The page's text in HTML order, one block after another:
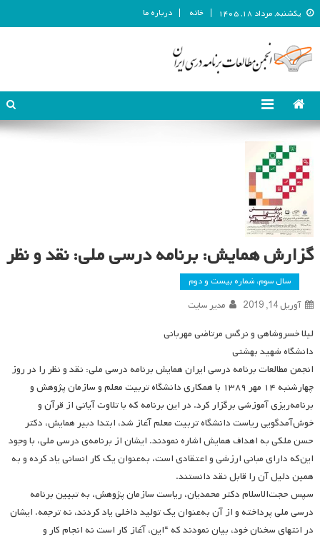
یکشنبه, مرداد ۱۸, ۱۴۰۵ خانه درباره ما
انجمن مطالعات برنامه درسی ایران
گزارش همایش: برنامه درسی ملی: نقد و نظر
سال سوم، شماره بیست و دوم
آوریل 14, 2019 مدیر سایت
لیلا خسروشاهی و نرگس مرتاضی مهربانی
دانشگاه شهید بهشتی
انجمن مطالعات برنامه درسی ایران همایش برنامه درسی ملی: نقد و نظر را در روز
چهارشنبه ۱۴ مهر ۱۳۸۹ با همکاری دانشگاه تربیت معلم و سازمان پژوهش و
برنامه‌ریزی آموزشی برگزار کرد. در این برنامه که با تلاوت آیاتی از قرآن و
خوش‌آمدگویی ریاست دانشگاه تربیت معلم آغاز شد، ابتدا دبیر همایش، دکتر
حسن ملکی به اهداف همایش اشاره نمودند. ایشان از برنامه‌ی درسی ملی، با وجود
این‌که دارای مبانی ارزشی و اعتقادی است، به‌عنوان یک کار انسانی یاد کرده و به
همین دلیل آن را قابل نقد دانستند.
سپس حجت‌الاسلام دکتر محمدیان، ریاست سازمان پژوهش، به تبیین برنامه
درسی ملی پرداخته و از آن به‌عنوان یک تولید داخلی یاد کردند، نه ترجمه. ایشان
در انتهای سخنان خود، بیان نمودند که “این، آغاز کار است نه انجام کار و